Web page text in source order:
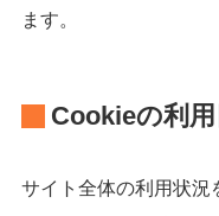
ます。
Cookieの利
サイト全体の利用状況